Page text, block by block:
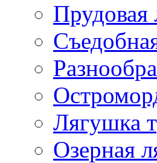
Прудовая
Лягушка
Озерная